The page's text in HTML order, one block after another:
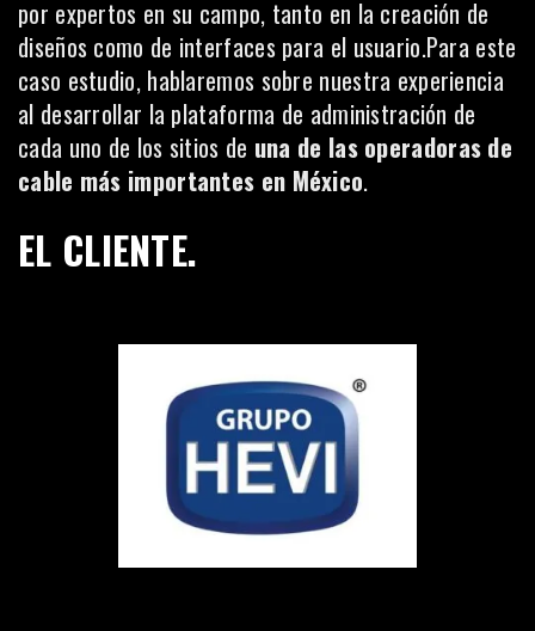
por expertos en su campo, tanto en la creación de
diseños como de interfaces para el usuario.Para este
caso estudio, hablaremos sobre nuestra experiencia
al desarrollar la plataforma de administración de
cada uno de los sitios de una de las operadoras de
cable más importantes en México.
EL CLIENTE.